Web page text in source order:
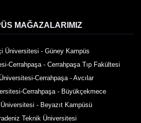
MAĞAZALARIMIZ
Üniversitesi - Güney Kampüs
Cerrahpaşa - Cerrahpaşa Tıp Fakültesi
Cerrahpaşa - Avcılar
Cerrahpaşa - Büyükçekmece
- Beyazıt Kampüsü
Teknik Üniversitesi